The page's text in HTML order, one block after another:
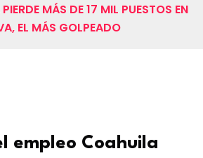
MÁS DE 17 MIL PUESTOS EN
EL MÁS GOLPEADO
empleo Coahuila